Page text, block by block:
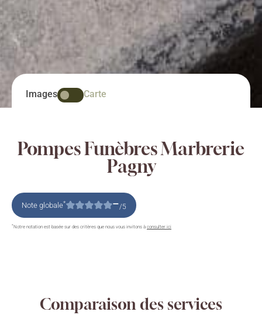
Images Carte
Pompes Funèbres Marbrerie
Pagny
Note globale* –/5
*Notre notation est basée sur des critères que nous vous invitons à consulter ici
Comparaison des services